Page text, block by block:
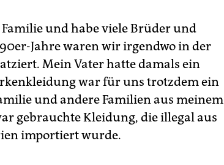
und habe viele Brüder und
Jahre waren wir irgendwo in der
Mein Vater hatte damals ein
war für uns trotzdem ein
und andere Familien aus meinem
gebrauchte Kleidung, die illegal aus
importiert wurde.